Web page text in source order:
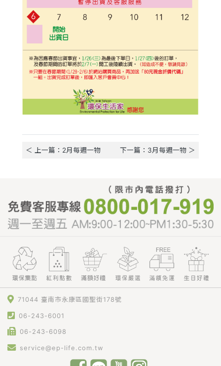
＜ 上一篇：2月每週一物 下一篇：3月每週一物 ＞
71044 臺南市永康區國聖街178號
06-243-6001
06-243-6098
service@ep-life.com.tw